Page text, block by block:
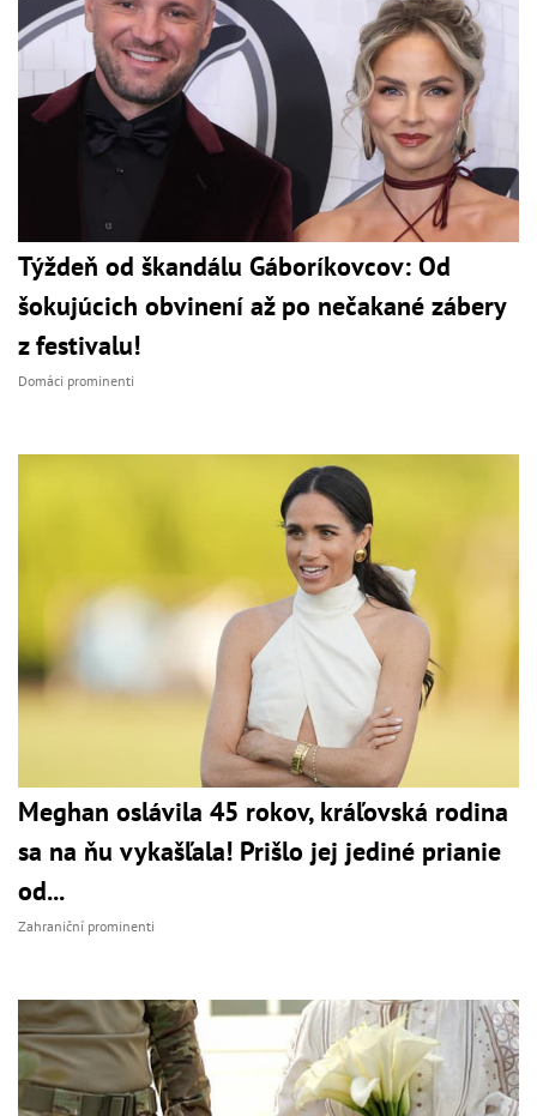
Týždeň od škandálu Gáboríkovcov: Od
šokujúcich obvinení až po nečakané zábery
z festivalu!
Domáci prominenti
Meghan oslávila 45 rokov, kráľovská rodina
sa na ňu vykašľala! Prišlo jej jediné prianie
od...
Zahraniční prominenti